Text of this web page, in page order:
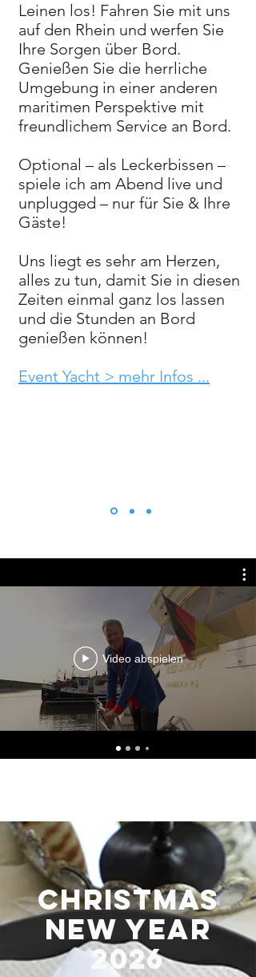
Leinen los! Fahren Sie mit uns
auf den Rhein und werfen Sie
Ihre Sorgen über Bord.
Genießen Sie die herrliche
Umgebung in einer anderen
maritimen Perspektive mit
freundlichem Service an Bord.
Optional – als Leckerbissen –
spiele ich am Abend live und
unplugged – nur für Sie & Ihre
Gäste!
Uns liegt es sehr am Herzen,
alles zu tun, damit Sie in diesen
Zeiten einmal ganz los lassen
und die Stunden an Bord
genießen können!
Event Yacht > mehr Infos ...
Video abspielen
CHRISTMAS
New Year
2026